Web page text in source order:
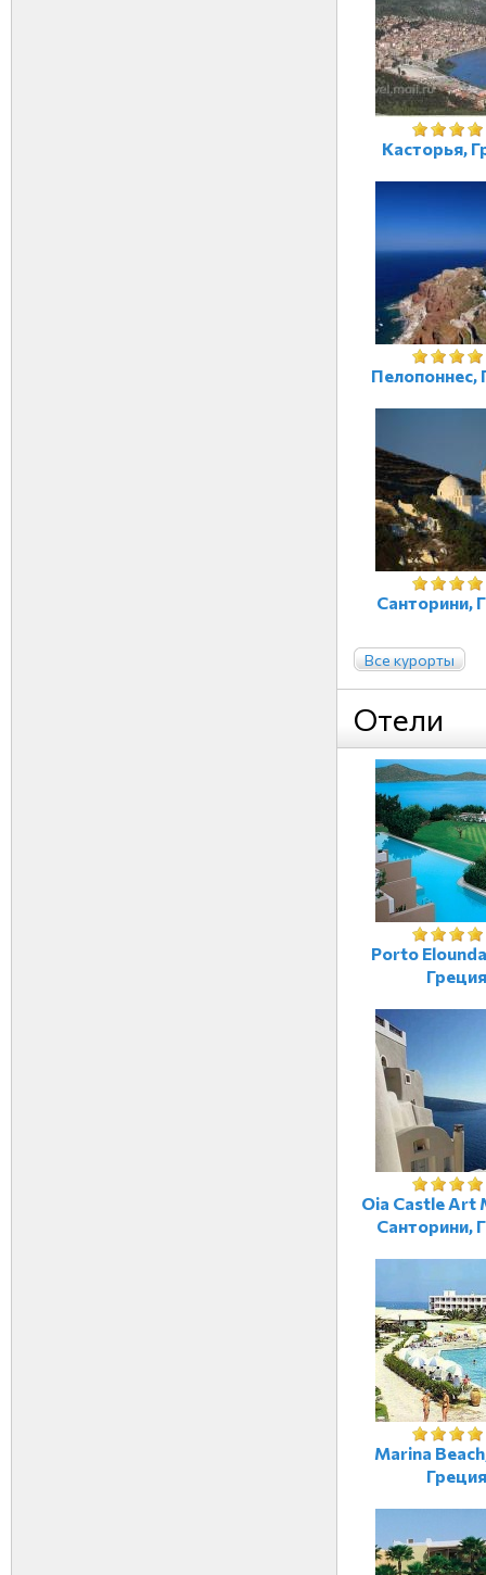
Касторья,
Пелопоннес,
Санторини,
Все курорты
Отели
Porto
Греция
Oia Castle Art
Санторини,
Marina
Греция